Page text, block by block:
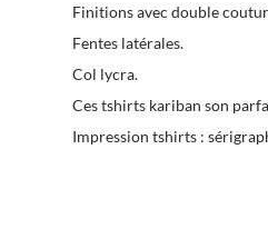
Finitions avec double
Fentes latérales.
Col lycra.
Ces tshirts kariban son
Impression tshirts :